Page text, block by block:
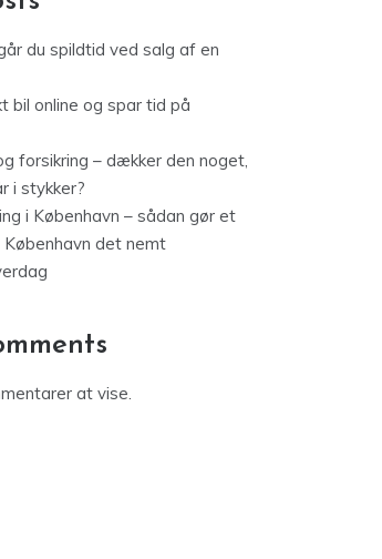
du spildtid ved salg af en
bil online og spar tid på
forsikring – dækker den noget,
i stykker?
i København – sådan gør et
det nemt
at vise.